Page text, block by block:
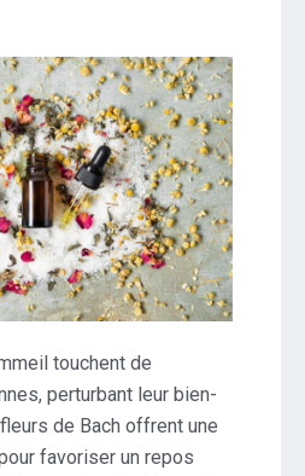
touchent de
perturbant leur bien-
de Bach offrent une
favoriser un repos